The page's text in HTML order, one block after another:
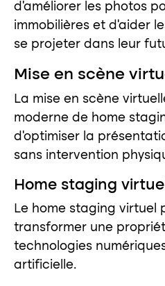
d’améliorer les photos
immobilières et d’aider
se projeter dans leur
Mise en scène
La mise en scène
moderne de home
d’optimiser la
sans intervention
Home staging virtuel
Le home staging virtuel
transformer une
technologies
artificielle.